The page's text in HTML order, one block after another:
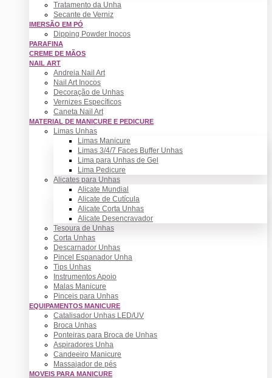
Tratamento da Unha
Secante de Verniz
IMERSÃO EM PÓ
Dipping Powder Inocos
PARAFINA
CREME DE MÃOS
NAIL ART
Andreia Nail Art
Nail Art Inocos
Decoração de Unhas
Vernizes Específicos
Caneta Nail Art
MATERIAL DE MANICURE E PEDICURE
Limas Unhas
Limas Manicure
Limas 3/4/7 Faces Buffer Unhas
Lima para Unhas de Gel
Lima Pedicure
Alicates para Unhas
Alicate Mundial
Alicate de Cutícula
Alicate Corta Unhas
Alicate Desencravador
Tesoura de Unhas
Corta Unhas
Descarnador Unhas
Pincel Espanador Unha
Tips Unhas
Instrumentos Apoio
Malas Manicure
Pinceis para Unhas
EQUIPAMENTOS MANICURE
Catalisador Unhas LED/UV
Broca Unhas
Ponteiras para Broca de Unhas
Aspiradores Unha
Candeeiro Manicure
Massajador de pés
MOVEIS PARA MANICURE